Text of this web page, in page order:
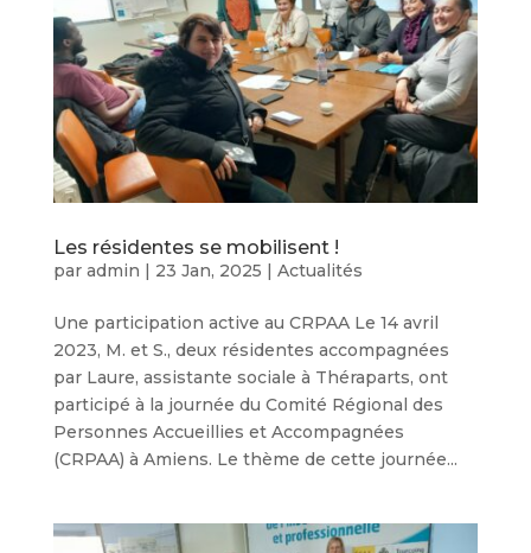
Les résidentes se mobilisent !
par admin | 23 Jan, 2025 | Actualités
Une participation active au CRPAA Le 14 avril
2023, M. et S., deux résidentes accompagnées
par Laure, assistante sociale à Théraparts, ont
participé à la journée du Comité Régional des
Personnes Accueillies et Accompagnées
(CRPAA) à Amiens. Le thème de cette journée...